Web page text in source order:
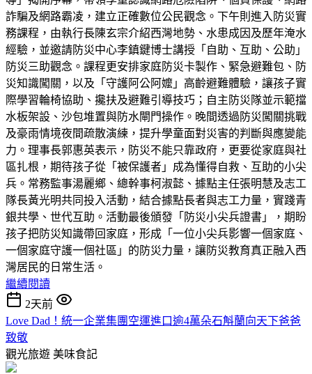
詐騙及網路霸凌，建立正確數位公民觀念。下午則進入防災實
務課程，由執行長陳玄宗介紹西灣地勢、水患成因及歷年淹水
經驗，並邀請防災中心李鎮鍵博士講授「自助、互助、公助」
防災三助觀念。課程更安排家庭防災卡製作、緊急避難包、防
災知識闖關，以及「守護阿公阿嬤」高齡避難體驗，讓孩子實
際學習輪椅協助、攙扶及避難引導技巧；自主防災隊並示範擋
水板架設、沙包堆置與防水閘門操作。晚間透過防災闖關挑戰
及豪雨情境夜間疏散演練，提升學童面對災害的判斷與應變能
力。理事長郭惠英表示，防災不能只靠政府，更要從家庭與社
區扎根，期待孩子從「被保護者」成為懂得自救、互助的小尖
兵。常務監事湯麗鄉、總幹事柯淑懿、據點主任張明慧及志工
隊長黃光明共同投入活動，結合據點長者與志工力量，實踐青
銀共學、世代互助。活動最後頒發「防災小尖兵證書」，期盼
孩子把防災知識帶回家庭，形成「一位小尖兵影響一個家庭、
一個家庭守護一個社區」的防災力量，讓防災教育真正融入西
灣居民的日常生活。
繼續閱讀
2天前
Love Dad！統一企業集團空運進口逾4萬朵石斛蘭向天下爸爸
致敬
觀光旅遊 美味食記